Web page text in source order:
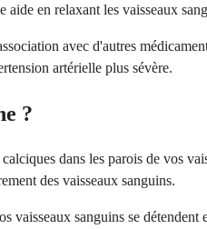
en relaxant les vaisseaux
avec d'autres
artérielle plus sévère.
?
dans les parois de vos
des vaisseaux sanguins.
vaisseaux sanguins se